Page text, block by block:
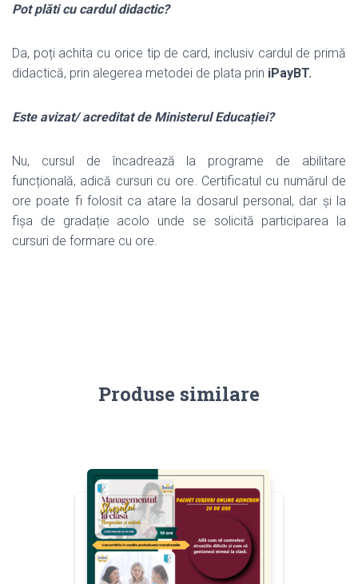
Pot plăti cu cardul didactic?
Da, poți achita cu orice tip de card, inclusiv cardul de primă
didactică, prin alegerea metodei de plata prin iPayBT.
Este avizat/ acreditat de Ministerul Educației?
Nu, cursul de încadrează la programe de abilitare
funcțională, adică cursuri cu ore. Certificatul cu numărul de
ore poate fi folosit ca atare la dosarul personal, dar și la
fișa de gradație acolo unde se solicită participarea la
cursuri de formare cu ore.
Produse similare